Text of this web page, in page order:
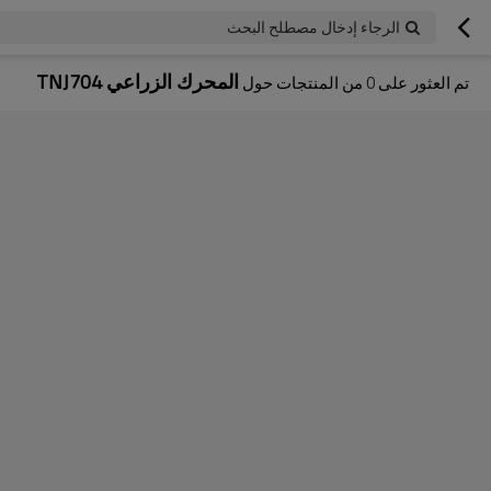
الرجاء إدخال مصطلح البحث
تم العثور على0 من المنتجات حول المحرك الزراعي TNJ704